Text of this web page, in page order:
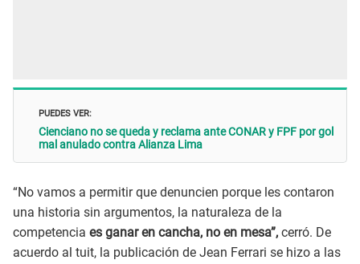
PUEDES VER:
Cienciano no se queda y reclama ante CONAR y FPF por gol
mal anulado contra Alianza Lima
“No vamos a permitir que denuncien porque les contaron
una historia sin argumentos, la naturaleza de la
competencia es ganar en cancha, no en mesa”, cerró. De
acuerdo al tuit, la publicación de Jean Ferrari se hizo a las